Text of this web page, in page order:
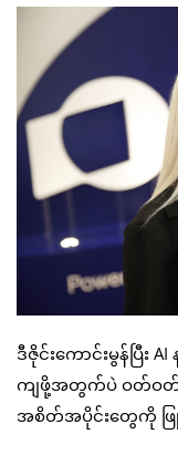
ဒီဇိုင်းကောင်းမွန်ပြီ
ကျဖို့အတွက်ပဲ ဝတ်ဝတ် သ
အစိတ်အပိုင်းတွေကို ဖ